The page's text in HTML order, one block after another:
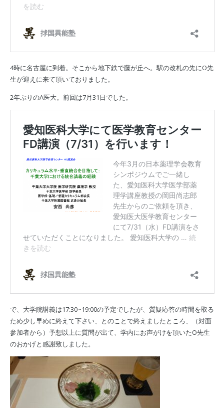
4時に名古屋に到着。そこから地下鉄で藤が丘へ。駅の改札の先にO先
生が迎えに来て頂いておりました。
2年ぶりのA医大。前回は7月31日でした。
で、大学院講義は17:30~19:00の予定でしたが、質疑応答の時間を取る
ため少し早めに終えて下さい、とのことで終えましたところ、（対面
参加者から）予想以上に質問が出て、学内にお声がけを頂いたO先生
のおかげと感謝致しました。